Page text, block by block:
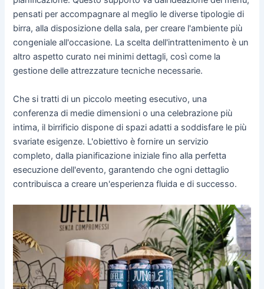
pensati per accompagnare al meglio le diverse tipologie di
birra, alla disposizione della sala, per creare l'ambiente più
congeniale all'occasione. La scelta dell'intrattenimento è un
altro aspetto curato nei minimi dettagli, così come la
gestione delle attrezzature tecniche necessarie.
Che si tratti di un piccolo meeting esecutivo, una
conferenza di medie dimensioni o una celebrazione più
intima, il birrificio dispone di spazi adatti a soddisfare le più
svariate esigenze. L'obiettivo è fornire un servizio
completo, dalla pianificazione iniziale fino alla perfetta
esecuzione dell'evento, garantendo che ogni dettaglio
contribuisca a creare un'esperienza fluida e di successo.